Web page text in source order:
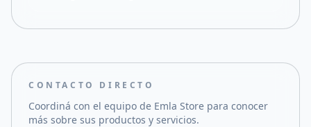
CONTACTO DIRECTO
Coordiná con el equipo de Emla Store para conocer
más sobre sus productos y servicios.